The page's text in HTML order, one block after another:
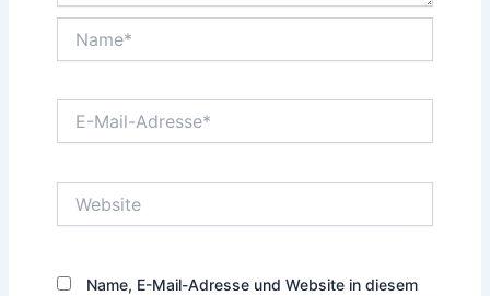
Mail-
Name, E-Mail-Adresse und Website in diesem